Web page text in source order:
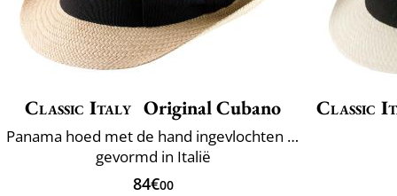
Classic Italy Original Cubano
Panama hoed met de hand ingevlochten in Ecuador
gevormd in Italië
84€00
Classic